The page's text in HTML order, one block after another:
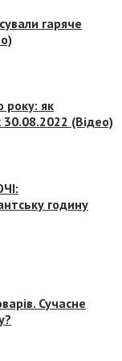
гаряче
року: як
(Відео)
годину
Сучасне